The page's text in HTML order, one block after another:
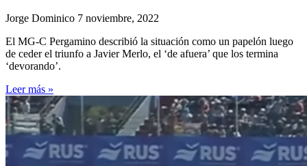
Jorge Dominico 7 noviembre, 2022
El MG-C Pergamino describió la situación como un papelón luego
de ceder el triunfo a Javier Merlo, el ‘de afuera’ que los termina
‘devorando’.
Leer más »